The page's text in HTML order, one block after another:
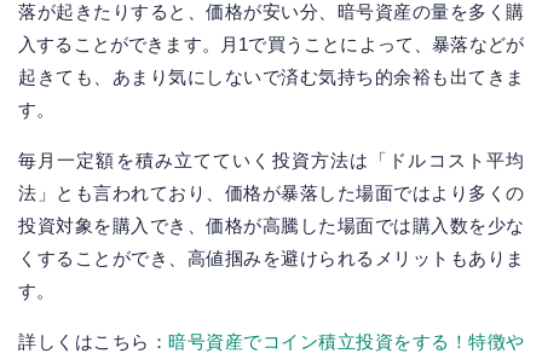
落が起きたりすると、価格が安い分、暗号資産の量を多く購
入することができます。月1で買うことによって、暴落などが
起きても、あまり気にしないで済む気持ち的余裕も出てきま
す。
毎月一定額を積み立てていく投資方法は「ドルコスト平均
法」とも言われており、価格が暴落した場面ではより多くの
投資対象を購入でき、価格が高騰した場面では購入数を少な
くすることができ、高値掴みを避けられるメリットもありま
す。
詳しくはこちら： 暗号資産でコイン積立投資をする！特徴や